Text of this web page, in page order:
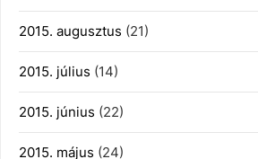
2015. augusztus (21)
2015. július (14)
2015. június (22)
2015. május (24)